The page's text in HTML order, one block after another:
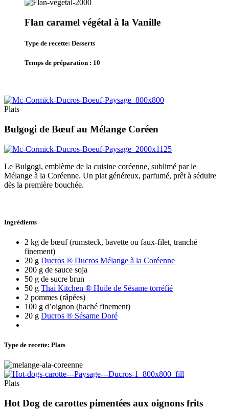
Flan caramel végétal à la Vanille
Type de recette: Desserts
Temps de préparation : 10
Plats
Bulgogi de Bœuf au Mélange Coréen
Le Bulgogi, emblème de la cuisine coréenne, sublimé par le
Mélange à la Coréenne. Un plat généreux, parfumé, prêt à séduire
dès la première bouchée.
Ingrédients
2 kg de bœuf (rumsteck, bavette ou faux-filet, tranché
finement)
20 g Ducros ® Ducros Mélange à la Coréenne
200 g de sauce soja
50 g de sucre brun
50 g Thai Kitchen ® Huile de Sésame torréfié
2 pommes (râpées)
100 g d’oignon (haché finement)
20 g Ducros ® Sésame Doré
Type de recette: Plats
Plats
Hot Dog de carottes pimentées aux oignons frits